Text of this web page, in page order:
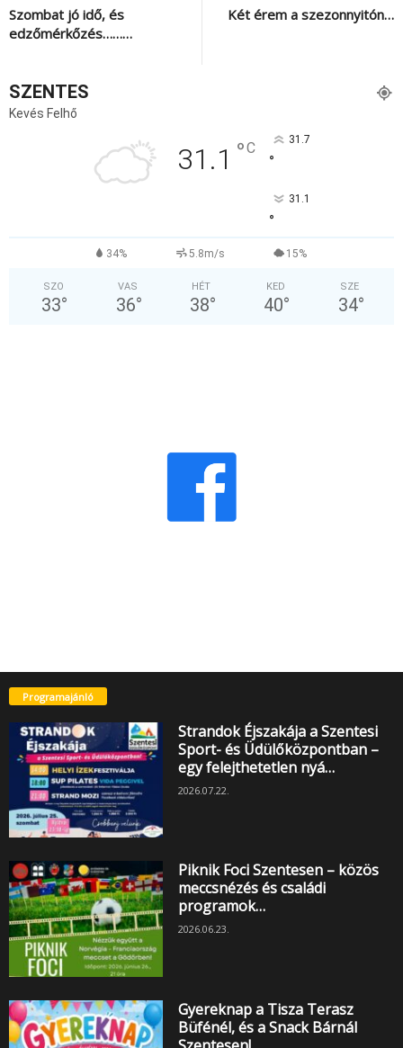
Szombat jó idő, és
edzőmérkőzés………
Két érem a szezonnyitón…
SZENTES
Kevés Felhő
31.1 °C 31.7
°
31.1
°
34% 5.8m/s 15%
SZO
33°
VAS
36°
HÉT
38°
KED
40°
SZE
34°
Programajánló
Strandok Éjszakája a Szentesi
Sport- és Üdülőközpontban –
egy felejthetetlen nyá…
2026.07.22.
Piknik Foci Szentesen – közös
meccsnézés és családi
programok…
2026.06.23.
Gyereknap a Tisza Terasz
Büfénél, és a Snack Bárnál